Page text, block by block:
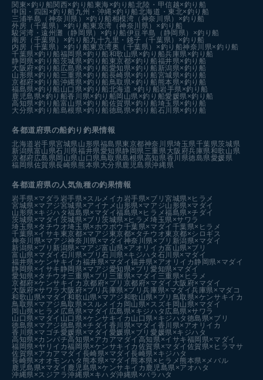
関東×釣り船関西×釣り船 東海×釣り船北陸・甲信越×釣り船
中国・四国×釣り船 九州・沖縄×釣り船北海道・東北×釣り船
三浦半島（神奈川県）×釣り船相模湾（神奈川県）×釣り船
外房（千葉県）×釣り船東京湾（神奈川県）×釣り船
駿河湾・遠州灘（静岡県）×釣り船伊豆半島（静岡県）×釣り船
南房（千葉県）×釣り船九十九里・銚子（千葉県）×釣り船
内房（千葉県）×釣り船東京湾奥（千葉県）×釣り船神奈川県×釣り船
千葉県×釣り船福岡県×釣り船和歌山県×釣り船兵庫県×釣り船
静岡県×釣り船茨城県×釣り船 東京都×釣り船福井県×釣り船
大阪府×釣り船 広島県×釣り船愛知県×釣り船 新潟県×釣り船
山形県×釣り船 三重県×釣り船長崎県×釣り船宮城県×釣り船
京都府×釣り船沖縄県×釣り船鳥取県×釣り船 熊本県×釣り船
福島県×釣り船 山口県×釣り船北海道 ×釣り船岩手県×釣り船
鹿児島県×釣り船香川県×釣り船 岡山県×釣り船愛媛県×釣り船
高知県×釣り船富山県×釣り船佐賀県×釣り船埼玉県×釣り船
大分県×釣り船島根県×釣り船徳島県×釣り船石川県×釣り船
各都道府県の船釣り釣果情報
北海道岩手県宮城県山形県福島県東京都神奈川県埼玉県千葉県茨城県
新潟県富山県石川県福井県愛知県静岡県三重県大阪府兵庫県和歌山県
京都府広島県岡山県山口県鳥取県島根県高知県香川県徳島県愛媛県
福岡県佐賀県長崎県熊本県大分県鹿児島県沖縄県
各都道府県の人気魚種の釣果情報
岩手県×マダラ 岩手県×スルメイカ 岩手県×ブリ宮城県×ヒラメ
宮城県×マアジ宮城県×アイナメ 山形県×マアジ山形県×マダイ
山形県×キジハタ福島県×マダイ福島県×ヒラメ福島県×チダイ
茨城県×マダイ 茨城県×ブリ茨城県×ヒラメ埼玉県×サワラ
埼玉県×タチウオ埼玉県×ホウボウ 千葉県×マダイ 千葉県×ヒラメ
千葉県×イサキ 東京都×マアジ 東京都×タチウオ東京都×シロギス
神奈川県×マアジ神奈川県×マダイ 神奈川県×ブリ 新潟県×マダイ
新潟県×ブリ 新潟県×マアジ富山県×アオリイカ富山県×ブリ
富山県×マダイ 石川県×ブリ石川県×キジハタ 石川県×マダイ
福井県×ケンサキイカ 福井県×マダイ福井県×アオリイカ 静岡県×マダイ
静岡県×イサキ 静岡県×マアジ愛知県×ブリ愛知県×マダイ
愛知県×タチウオ三重県×ブリ 三重県×マダイ 三重県×ヒラメ
京都府×ケンサキイカ 京都府×ブリ 京都府×マダイ 大阪府×マダイ
大阪府×サワラ 大阪府×ブリ兵庫県×ブリ兵庫県×マダイ兵庫県×マダコ
和歌山県×マダイ和歌山県×マアジ和歌山県×ブリ 鳥取県×ケンサキイカ
鳥取県×マアジ鳥取県×スルメイカ 岡山県×スズキ 岡山県×マダイ
岡山県×ヒラメ 広島県×マダイ 広島県×キジハタ 広島県×サワラ
山口県×マダイ 山口県×ケンサキイカ 山口県×キジハタ 徳島県×ブリ
徳島県×マアジ徳島県×チダイ 香川県×マダイ 香川県×アオリイカ
香川県×マゴチ愛媛県×マダイ 愛媛県×ブリ愛媛県×キジハタ
高知県×カンパチ高知県×アカアマダイ 高知県×イサキ福岡県×マダイ
福岡県×ヤリイカ福岡県×ケンサキイカ 佐賀県×マダイ 佐賀県×ヒラマサ
佐賀県×アカアマダイ 長崎県×マダイ長崎県×キジハタ
長崎県×オオモンハタ 熊本県×マダイ 熊本県×ヒラメ 熊本県×メバル
鹿児島県×マダイ 鹿児島県×ケンサキイカ 鹿児島県×アオハタ
沖縄県×スジアラ沖縄県×キハダ沖縄県×バラハタ